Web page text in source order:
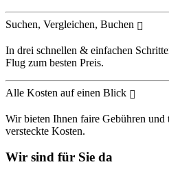
Suchen, Vergleichen, Buchen
In drei schnellen & einfachen
Flug zum besten Preis.
Alle Kosten auf einen Blick
Wir bieten Ihnen faire Gebühren und
versteckte Kosten.
Wir sind für Sie da